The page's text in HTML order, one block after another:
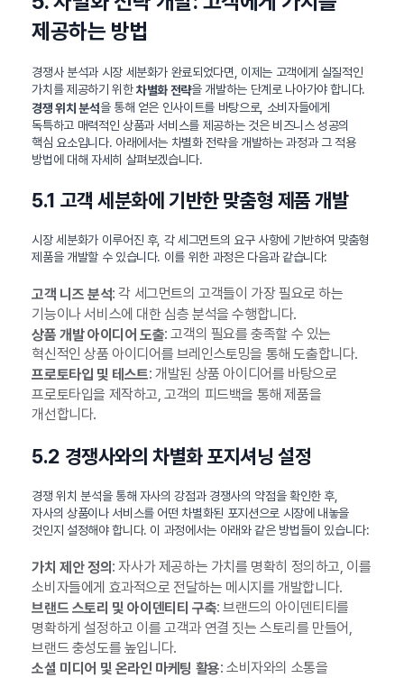
제공하는 방법
경쟁사 분석과 시장 세분화가 완료되었다면, 이제는 고객에게 실질적인
가치를 제공하기 위한차별화 전략을 개발하는 단계로 나아가야 합니다.
경쟁 위치 분석을 통해 얻은 인사이트를 바탕으로, 소비자들에게
독특하고 매력적인 상품과 서비스를 제공하는 것은 비즈니스 성공의
핵심 요소입니다. 아래에서는 차별화 전략을 개발하는 과정과 그 적용
방법에 대해 자세히 살펴보겠습니다.
5.1 고객 세분화에 기반한 맞춤형 제품 개발
시장 세분화가 이루어진 후, 각 세그먼트의 요구 사항에 기반하여 맞춤형
제품을 개발할 수 있습니다. 이를 위한 과정은 다음과 같습니다:
고객 니즈 분석: 각 세그먼트의 고객들이 가장 필요로 하는
기능이나 서비스에 대한 심층 분석을 수행합니다.
상품 개발 아이디어 도출: 고객의 필요를 충족할 수 있는
혁신적인 상품 아이디어를 브레인스토밍을 통해 도출합니다.
프로토타입 및 테스트: 개발된 상품 아이디어를 바탕으로
프로토타입을 제작하고, 고객의 피드백을 통해 제품을
개선합니다.
5.2 경쟁사와의 차별화 포지셔닝 설정
경쟁 위치 분석을 통해 자사의 강점과 경쟁사의 약점을 확인한 후,
자사의 상품이나 서비스를 어떤 차별화된 포지션으로 시장에 내놓을
것인지 설정해야 합니다. 이 과정에서는 아래와 같은 방법들이 있습니다:
가치 제안 정의 : 자사가 제공하는 가치를 명확히 정의하고, 이를
소비자들에게 효과적으로 전달하는 메시지를 개발합니다.
브랜드 스토리 및 아이덴티티 구축: 브랜드의 아이덴티티를
명확하게 설정하고 이를 고객과 연결 짓는 스토리를 만들어,
브랜드 충성도를 높입니다.
소셜 미디어 및 온라인 마케팅 활용: 소비자와의 소통을